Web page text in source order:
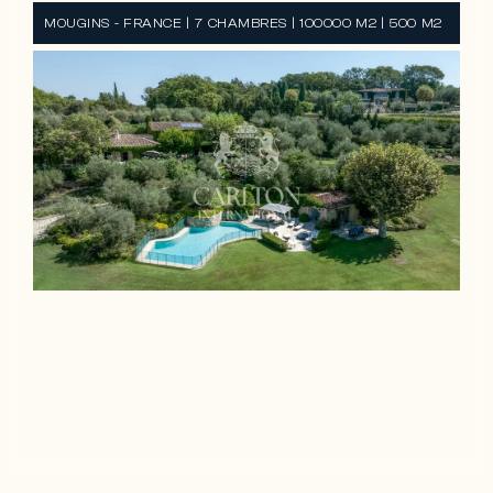
MOUGINS - FRANCE | 7 CHAMBRES | 100000 M2 | 500 M2